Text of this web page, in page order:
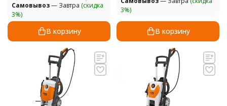
Самовывоз— Завтра (скидка
3%)
В корзину
3%)
В корзину